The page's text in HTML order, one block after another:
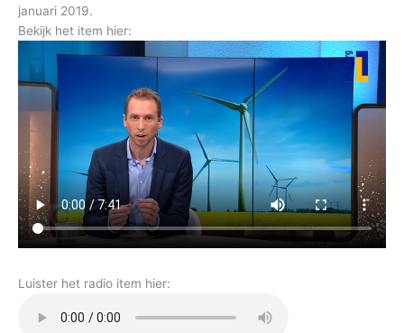
januari 2019.
Bekijk het item hier:
Luister het radio item hier: